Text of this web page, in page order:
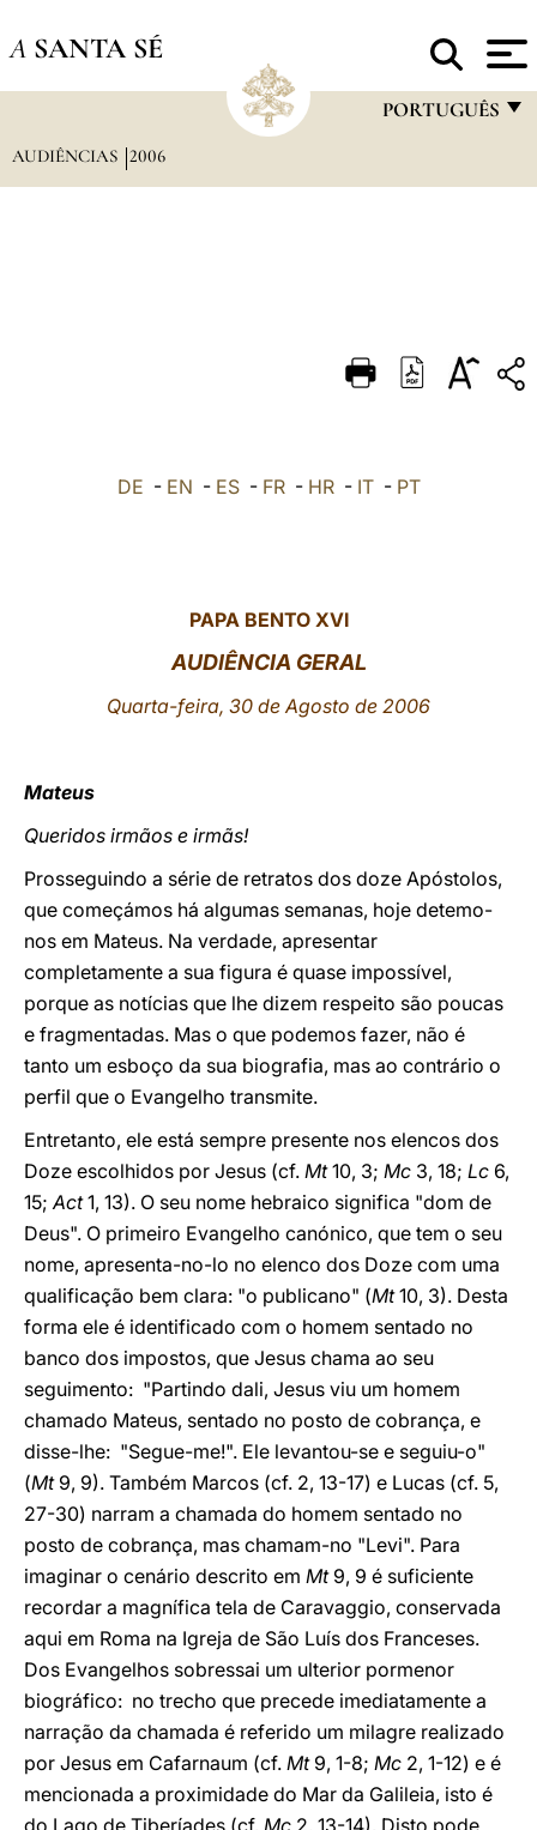
A SANTA SÉ
PORTUGUÊS
DEUTSCH
العربيّة
AUDIÊNCIAS 2006
DE - EN - ES- FR- HR- IT- PT
PAPA BENTO XVI
AUDIÊNCIA GERAL
Quarta-feira, 30 de Agosto de 2006
Mateus
Queridos irmãos e irmãs!
Prosseguindo a série de retratos dos doze Apóstolos,
que começámos há algumas semanas, hoje detemo-
nos em Mateus. Na verdade, apresentar
completamente a sua figura é quase impossível,
porque as notícias que lhe dizem respeito são poucas
e fragmentadas. Mas o que podemos fazer, não é
tanto um esboço da sua biografia, mas ao contrário o
perfil que o Evangelho transmite.
Entretanto, ele está sempre presente nos elencos dos
Doze escolhidos por Jesus (cf. Mt10, 3; Mc 3, 18; Lc 6,
15;Act1, 13). O seu nome hebraico significa "dom de
Deus". O primeiro Evangelho canónico, que tem o seu
nome, apresenta-no-lo no elenco dos Doze com uma
qualificação bem clara: "o publicano" (Mt10, 3). Desta
forma ele é identificado com o homem sentado no
banco dos impostos, que Jesus chama ao seu
seguimento: "Partindo dali, Jesus viu um homem
chamado Mateus, sentado no posto de cobrança, e
disse-lhe: "Segue-me!". Ele levantou-se e seguiu-o"
(Mt9, 9). Também Marcos (cf. 2, 13-17) e Lucas (cf. 5,
27-30) narram a chamada do homem sentado no
posto de cobrança, mas chamam-no "Levi". Para
imaginar o cenário descrito em Mt9, 9 é suficiente
recordar a magnífica tela de Caravaggio, conservada
aqui em Roma na Igreja de São Luís dos Franceses.
Dos Evangelhos sobressai um ulterior pormenor
biográfico: no trecho que precede imediatamente a
narração da chamada é referido um milagre realizado
por Jesus em Cafarnaum (cf. Mt9, 1-8; Mc 2, 1-12) e é
mencionada a proximidade do Mar da Galileia, isto é
do Lago de Tiberíades (cf. Mc 2, 13-14). Disto pode